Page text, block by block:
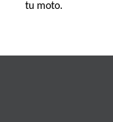
tu moto.